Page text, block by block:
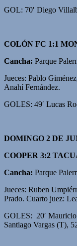
GOL: 70′ Diego
COLÓN FC 1:1
Cancha: Parque
Jueces: Pablo
Anahí Fernández.
GOLES: 49′ Lucas
DOMINGO 2 DE
COOPER 3:2
Cancha: Parque
Jueces: Ruben
Prado. Cuarto juez:
GOLES: 20′ Mauricio
Santiago Vargas (T),